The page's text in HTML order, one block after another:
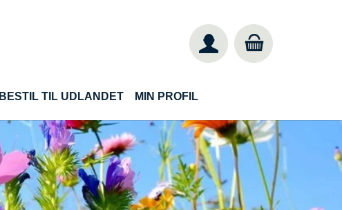
BESTIL TIL UDLANDET MIN PROFIL